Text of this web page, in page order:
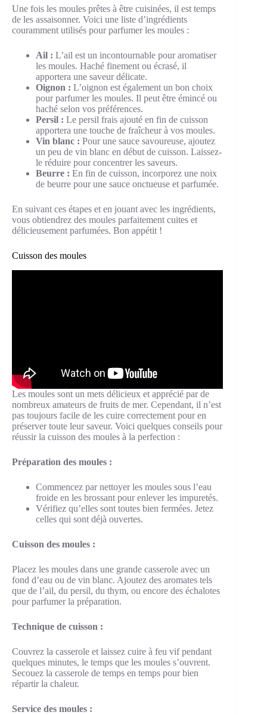
Une fois les moules prêtes à être cuisinées, il est temps
de les assaisonner. Voici une liste d’ingrédients
couramment utilisés pour parfumer les moules :
Ail : L’ail est un incontournable pour aromatiser
les moules. Haché finement ou écrasé, il
apportera une saveur délicate.
Oignon : L’oignon est également un bon choix
pour parfumer les moules. Il peut être émincé ou
haché selon vos préférences.
Persil : Le persil frais ajouté en fin de cuisson
apportera une touche de fraîcheur à vos moules.
Vin blanc : Pour une sauce savoureuse, ajoutez
un peu de vin blanc en début de cuisson. Laissez-
le réduire pour concentrer les saveurs.
Beurre : En fin de cuisson, incorporez une noix
de beurre pour une sauce onctueuse et parfumée.
En suivant ces étapes et en jouant avec les ingrédients,
vous obtiendrez des moules parfaitement cuites et
délicieusement parfumées. Bon appétit !
Cuisson des moules
Les moules sont un mets délicieux et apprécié par de
nombreux amateurs de fruits de mer. Cependant, il n’est
pas toujours facile de les cuire correctement pour en
préserver toute leur saveur. Voici quelques conseils pour
réussir la cuisson des moules à la perfection :
Préparation des moules :
Commencez par nettoyer les moules sous l’eau
froide en les brossant pour enlever les impuretés.
Vérifiez qu’elles sont toutes bien fermées. Jetez
celles qui sont déjà ouvertes.
Cuisson des moules :
Placez les moules dans une grande casserole avec un
fond d’eau ou de vin blanc. Ajoutez des aromates tels
que de l’ail, du persil, du thym, ou encore des échalotes
pour parfumer la préparation.
Technique de cuisson :
Couvrez la casserole et laissez cuire à feu vif pendant
quelques minutes, le temps que les moules s’ouvrent.
Secouez la casserole de temps en temps pour bien
répartir la chaleur.
Service des moules :